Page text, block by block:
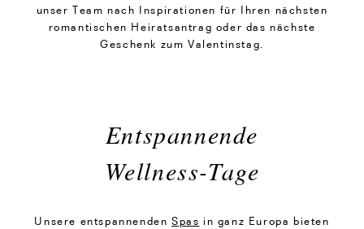
unser Team nach Inspirationen für Ihren nächsten
romantischen Heiratsantrag oder das nächste
Geschenk zum Valentinstag.
Entspannende
Wellness-Tage
Unsere entspannenden Spas in ganz Europa bieten